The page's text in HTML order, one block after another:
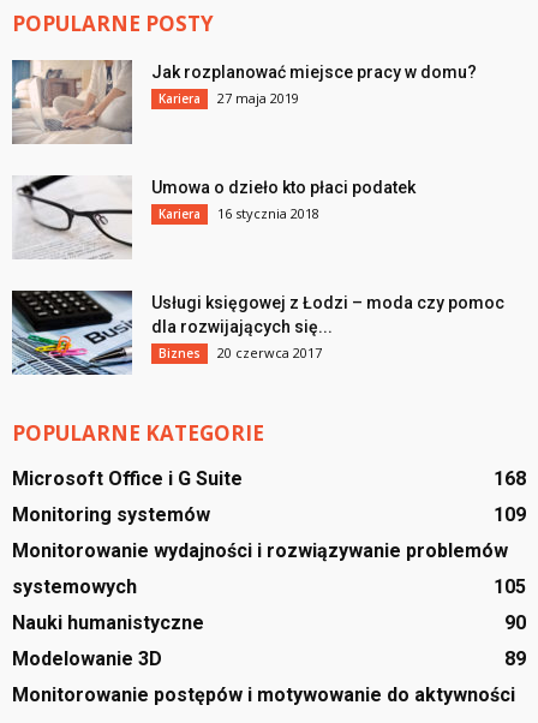
POPULARNE POSTY
Jak rozplanować miejsce pracy w domu?
Kariera 27 maja 2019
Umowa o dzieło kto płaci podatek
Kariera 16 stycznia 2018
Usługi księgowej z Łodzi – moda czy pomoc
dla rozwijających się...
Biznes 20 czerwca 2017
POPULARNE KATEGORIE
Microsoft Office i G Suite
168
Monitoring systemów
109
Monitorowanie wydajności i rozwiązywanie problemów
systemowych
105
Nauki humanistyczne
90
Modelowanie 3D
89
Monitorowanie postępów i motywowanie do aktywności